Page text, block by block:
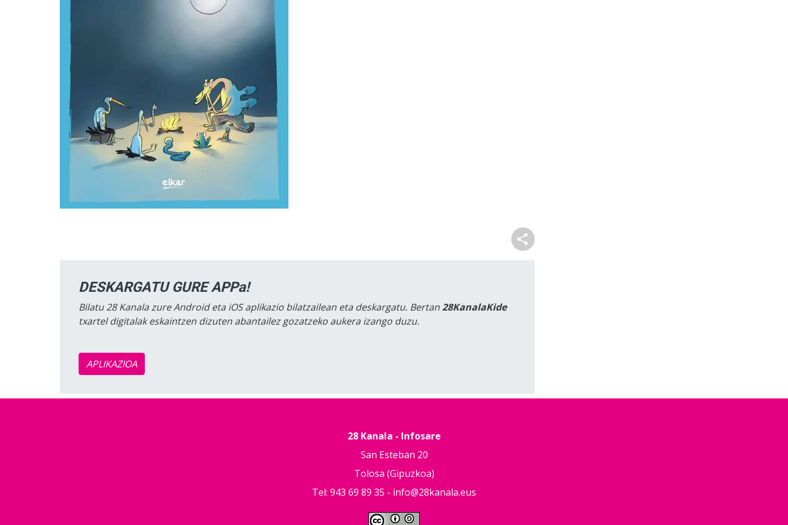
DESKARGATU GURE APPa!
Bilatu 28 Kanala zure Android eta iOS aplikazio bilatzailean eta deskargatu. Bertan28KanalaKide
txartel digitalak eskaintzen dizuten abantailez gozatzeko aukera izango duzu.
APLIKAZIOA
28 Kanala - Infosare
San Esteban 20
Tolosa (Gipuzkoa)
Tel: 943 69 89 35 - info@28kanala.eus